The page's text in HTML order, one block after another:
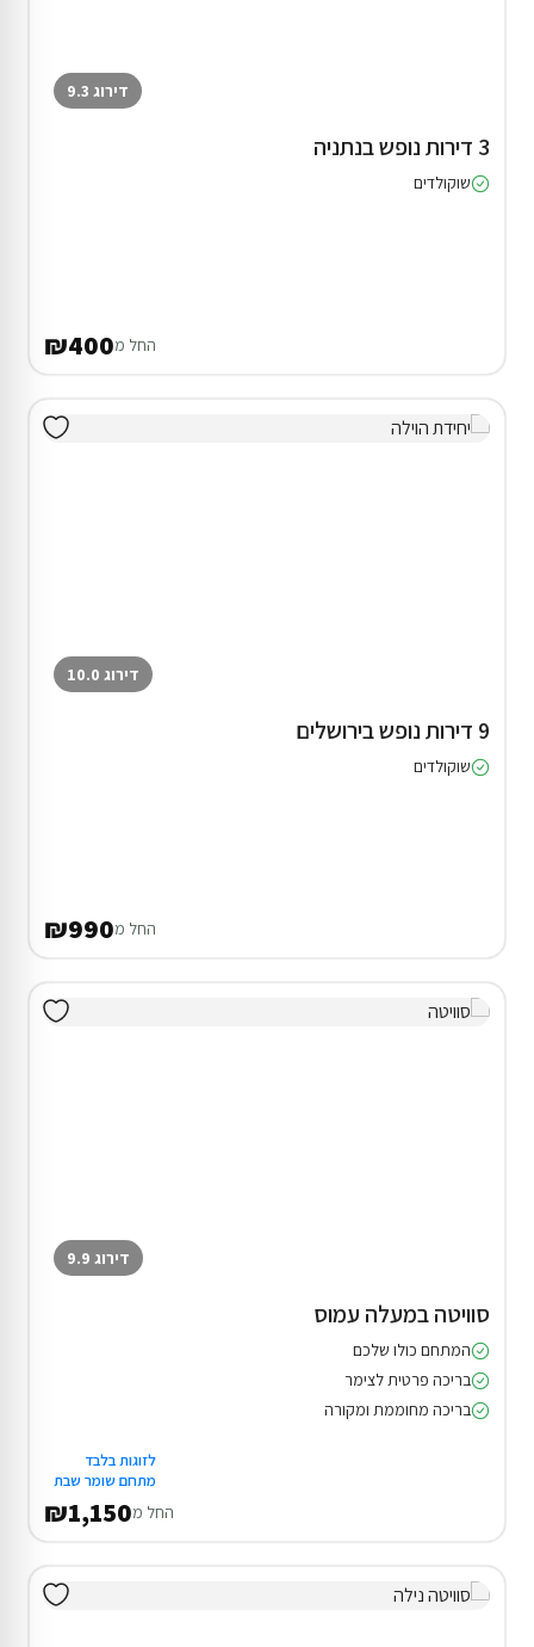
דירוג 9.3
3 דירות נופש בנתניה
שוקולדים
החל מ₪400
דירוג 10.0
9 דירות נופש בירושלים
שוקולדים
החל מ₪990
דירוג 9.9
סוויטה במעלה עמוס
המתחם כולו שלכם
בריכה פרטית לצימר
בריכה מחוממת ומקורה
לזוגות בלבד
מתחם שומר שבת
החל מ₪1,150